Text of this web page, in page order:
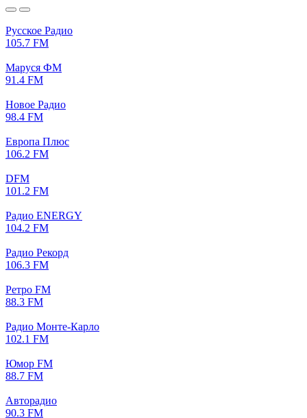
Русское Радио
105.7 FM
Маруся ФМ
91.4 FM
Новое Радио
98.4 FM
Европа Плюс
106.2 FM
DFM
101.2 FM
Радио ENERGY
104.2 FM
Радио Рекорд
106.3 FM
Ретро FM
88.3 FM
Радио Монте-Карло
102.1 FM
Юмор FM
88.7 FM
Авторадио
90.3 FM